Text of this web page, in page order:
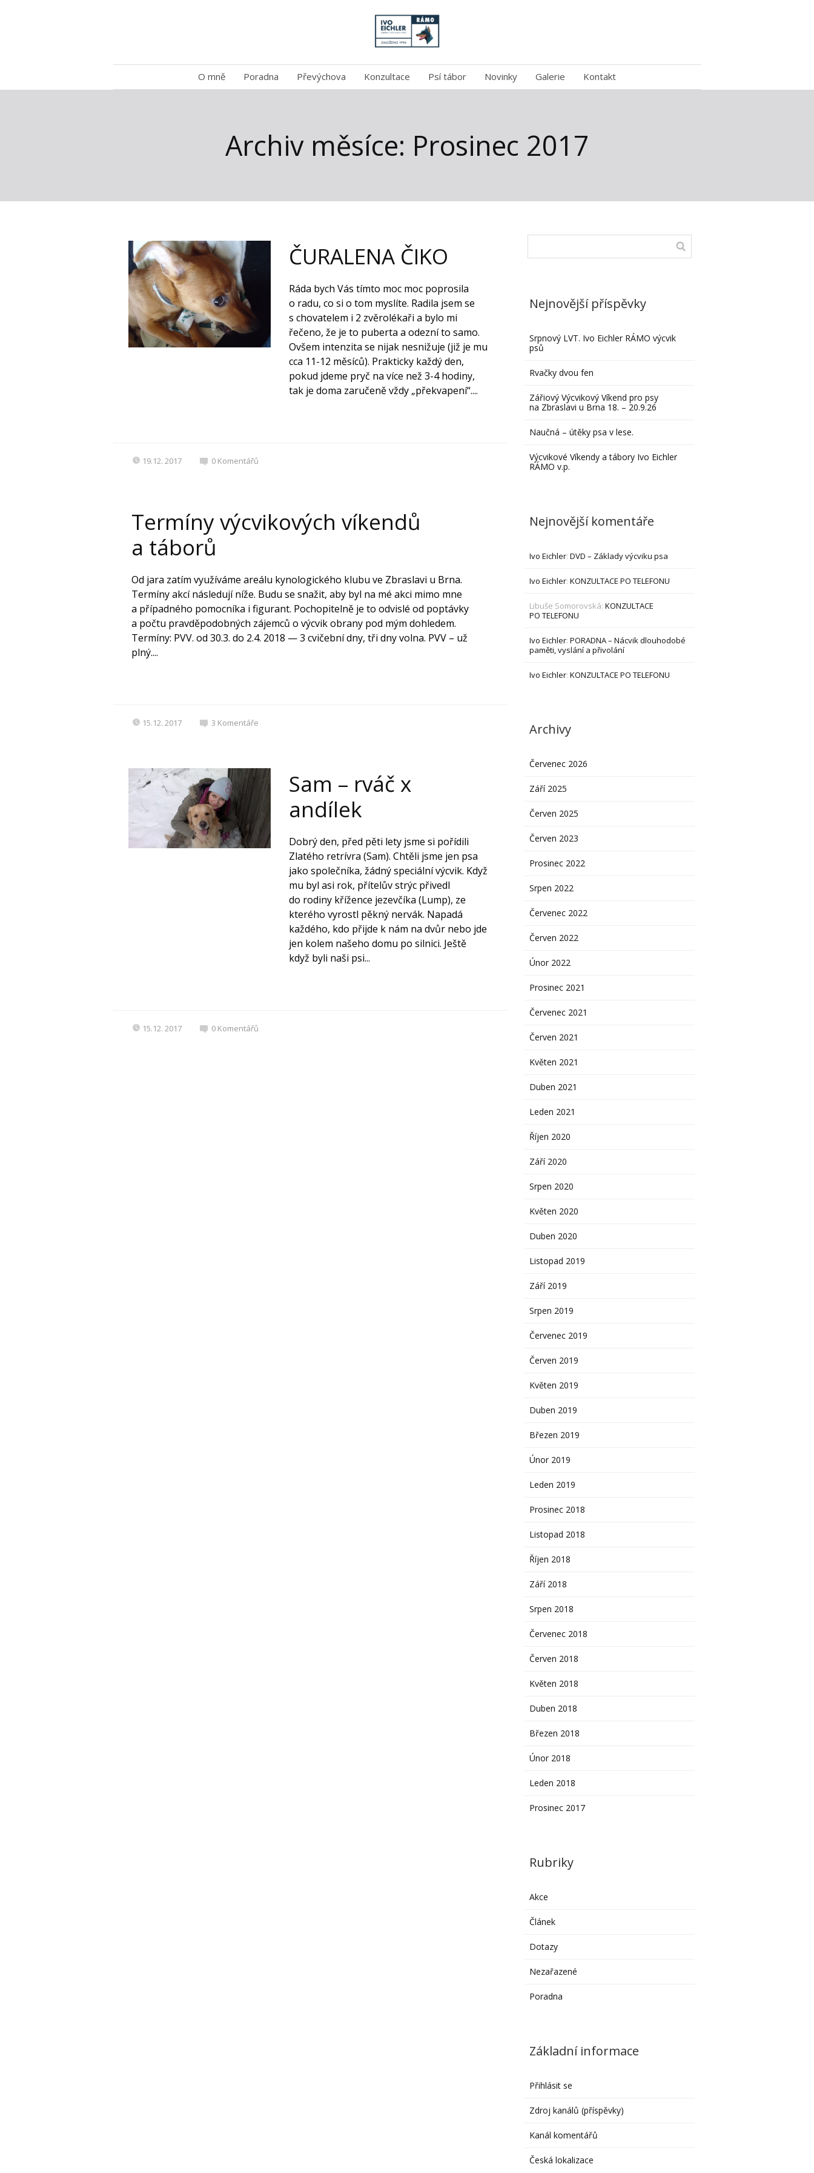
O mně Poradna Převýchova Konzultace Psí tábor Novinky Galerie Kontakt
Archiv měsíce: Prosinec 2017
ČURALENA ČIKO
Ráda bych Vás tímto moc moc poprosila
o radu, co si o tom myslíte. Radila jsem se
s chovatelem i 2 zvěrolékaři a bylo mi
řečeno, že je to puberta a odezní to samo.
Ovšem intenzita se nijak nesnižuje (již je mu
cca 11-12 měsíců). Prakticky každý den,
pokud jdeme pryč na více než 3-4 hodiny,
tak je doma zaručeně vždy „překvapení“....
19.12. 2017 0 Komentářů
Termíny výcvikových víkendů
a táborů
Od jara zatím využíváme areálu kynologického klubu ve Zbraslavi u Brna.
Termíny akcí následují níže. Budu se snažit, aby byl na mé akci mimo mne
a případného pomocníka i figurant. Pochopitelně je to odvislé od poptávky
a počtu pravděpodobných zájemců o výcvik obrany pod mým dohledem.
Termíny: PVV. od 30.3. do 2.4. 2018 — 3 cvičební dny, tři dny volna. PVV – už
plný....
15.12. 2017 3 Komentáře
Sam – rváč x
andílek
Dobrý den, před pěti lety jsme si pořídili
Zlatého retrívra (Sam). Chtěli jsme jen psa
jako společníka, žádný speciální výcvik. Když
mu byl asi rok, přítelův strýc přivedl
do rodiny křížence jezevčíka (Lump), ze
kterého vyrostl pěkný nervák. Napadá
každého, kdo přijde k nám na dvůr nebo jde
jen kolem našeho domu po silnici. Ještě
když byli naši psi...
15.12. 2017 0 Komentářů
Nejnovější příspěvky
Srpnový LVT. Ivo Eichler RÁMO výcvik
psů
Rvačky dvou fen
Zářiový Výcvikový Víkend pro psy
na Zbraslavi u Brna 18. – 20.9.26
Naučná – útěky psa v lese.
Výcvikové Víkendy a tábory Ivo Eichler
RÁMO v.p.
Nejnovější komentáře
Ivo Eichler:DVD – Základy výcviku psa
Ivo Eichler:KONZULTACE PO TELEFONU
Libuše Somorovská:KONZULTACE
PO TELEFONU
Ivo Eichler:PORADNA – Nácvik dlouhodobé
paměti, vyslání a přivolání
Ivo Eichler:KONZULTACE PO TELEFONU
Archivy
Červenec 2026
Září 2025
Červen 2025
Červen 2023
Prosinec 2022
Srpen 2022
Červenec 2022
Červen 2022
Únor 2022
Prosinec 2021
Červenec 2021
Červen 2021
Květen 2021
Duben 2021
Leden 2021
Říjen 2020
Září 2020
Srpen 2020
Květen 2020
Duben 2020
Listopad 2019
Září 2019
Srpen 2019
Červenec 2019
Červen 2019
Květen 2019
Duben 2019
Březen 2019
Únor 2019
Leden 2019
Prosinec 2018
Listopad 2018
Říjen 2018
Září 2018
Srpen 2018
Červenec 2018
Červen 2018
Květen 2018
Duben 2018
Březen 2018
Únor 2018
Leden 2018
Prosinec 2017
Rubriky
Akce
Článek
Dotazy
Nezařazené
Poradna
Základní informace
Přihlásit se
Zdroj kanálů (příspěvky)
Kanál komentářů
Česká lokalizace